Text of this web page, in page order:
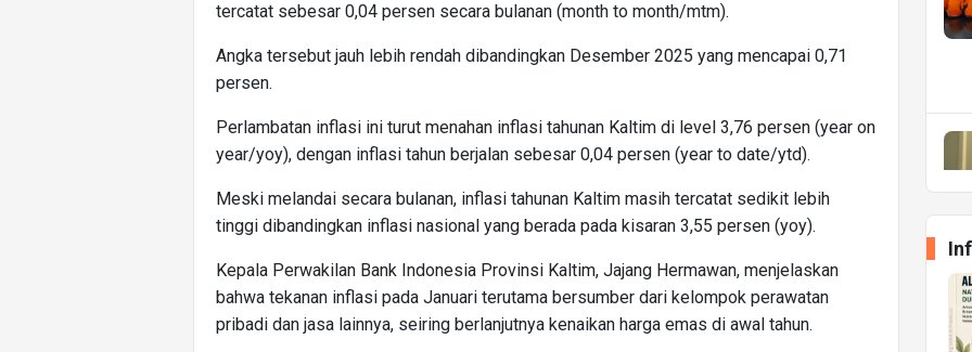
tercatat sebesar 0,04 persen secara bulanan (month to month/mtm).
Angka tersebut jauh lebih rendah dibandingkan Desember 2025 yang mencapai 0,71
persen.
Perlambatan inflasi ini turut menahan inflasi tahunan Kaltim di level 3,76 persen (year on
year/yoy), dengan inflasi tahun berjalan sebesar 0,04 persen (year to date/ytd).
Meski melandai secara bulanan, inflasi tahunan Kaltim masih tercatat sedikit lebih
tinggi dibandingkan inflasi nasional yang berada pada kisaran 3,55 persen (yoy).
Kepala Perwakilan Bank Indonesia Provinsi Kaltim, Jajang Hermawan, menjelaskan
bahwa tekanan inflasi pada Januari terutama bersumber dari kelompok perawatan
pribadi dan jasa lainnya, seiring berlanjutnya kenaikan harga emas di awal tahun.